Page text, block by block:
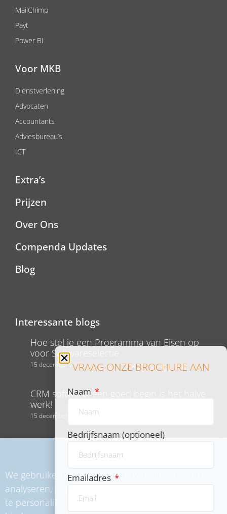
We gebruiken cookies om ons websiteverkeer te
analyseren, maar ook om content en advertenties
te personaliseren en functies voor social media te
MailChimp
Payt
Power BI
Voor MKB
Dienstverlening
Advocaten
Accountants
Adviesbureau’s
ICT
Extra’s
Prijzen
Over Ons
Compenda Updates
Blog
Interessante blogs
Hoe stel je een Programma van Eisen op
voor Softwareselectie
15 december 2023
CRM software: een goed begin is het halve
werk!
15 december 2023
waar moet je op letten?
VRAAG ONZE BROCHURE AAN
Naam
Bedrijfsnaam (optioneel)
Emailadres